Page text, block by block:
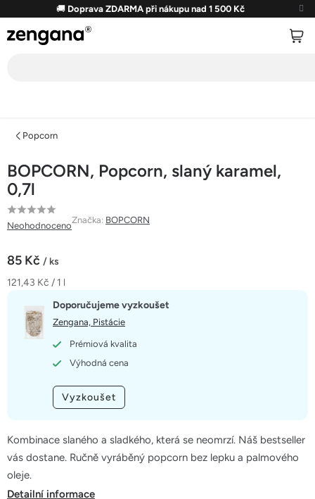
obsah
🚚 Doprava ZDARMA při nákupu nad 1 500 Kč
Popcorn
BOPCORN, Popcorn, slaný karamel,
0,7l
Průměrné
hodnocení
je
0,0
hvězdiček.
Neohodnoceno
Značka: BOPCORN
85 Kč / ks
Měrná
121,43 Kč / 1 l
Kombinace slaného a sladkého, která se neomrzí. Náš bestseller
vás dostane. Ručně vyráběný popcorn bez lepku a palmového
oleje.
Doporučujeme vyzkoušet
Zengana, Pistácie
Prémiová kvalita
Výhodná cena
Vyzkoušet
Detailní informace